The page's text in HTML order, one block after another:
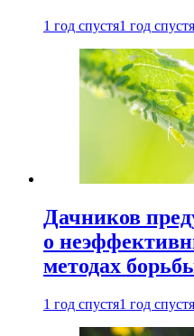
1 год спустя1 год спустя
Дачников
о
методах
1 год спустя1 год спустя